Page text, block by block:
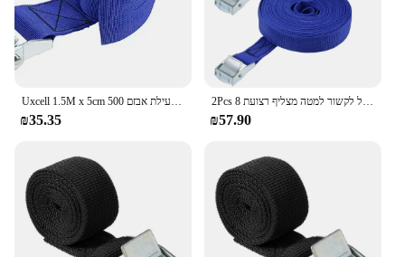
Uxcell 1.5M x 5cm מצליף רצועת מטען לכבול רצועות עם מצלמת נעילת אבזם 500Kg עבודה עומס, כחול
₪35.35
2Pcs כחול באקל לקשור למטה מצליף רצועת 8M x 25mm 250Kg עומס כובע פוליפרופילן עבור נע מטען
₪57.90